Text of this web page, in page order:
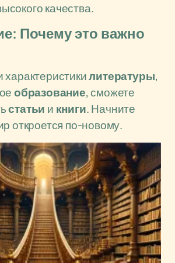
качества.
Почему это важно
литературы,
образование, сможете
статьи и книги. Начните
откроется по-новому.